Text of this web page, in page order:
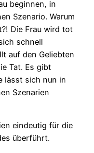
beginnen, in
Szenario. Warum
Die Frau wird tot
schnell
auf den Geliebten
Tat. Es gibt
lässt sich nun in
Szenarien
eindeutig für die
überführt.